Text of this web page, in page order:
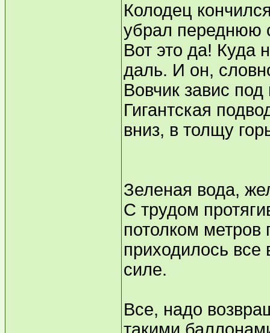
Колодец
убрал переднюю
Вот это да! Куда
даль. И он,
Вовчик завис
Гигантская
вниз, в толщу
Зеленая вода,
С трудом
потолком метров
приходилось все
силе.
Все, надо